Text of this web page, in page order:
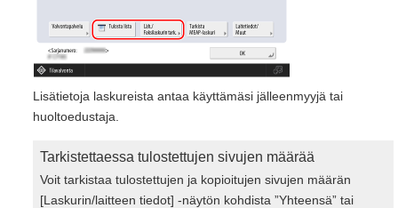
Lisätietoja laskureista antaa käyttämäsi jälleenmyyjä tai
huoltoedustaja.
Tarkistettaessa tulostettujen sivujen määrää
Voit tarkistaa tulostettujen ja kopioitujen sivujen määrän
[Laskurin/laitteen tiedot] -näytön kohdista ”Yhteensä” tai